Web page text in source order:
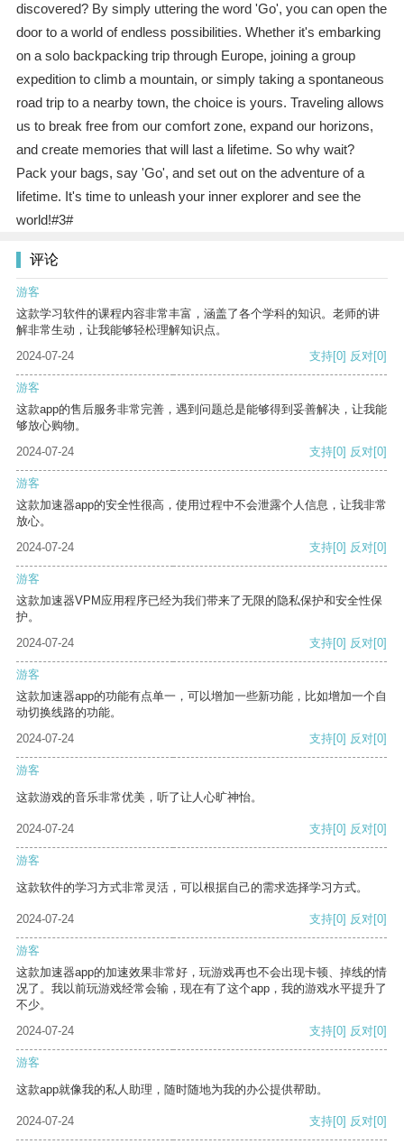
discovered? By simply uttering the word 'Go', you can open the
door to a world of endless possibilities. Whether it's embarking
on a solo backpacking trip through Europe, joining a group
expedition to climb a mountain, or simply taking a spontaneous
road trip to a nearby town, the choice is yours. Traveling allows
us to break free from our comfort zone, expand our horizons,
and create memories that will last a lifetime. So why wait?
Pack your bags, say 'Go', and set out on the adventure of a
lifetime. It's time to unleash your inner explorer and see the
world!#3#
评论
游客
这款学习软件的课程内容非常丰富，涵盖了各个学科的知识。老师的讲
解非常生动，让我能够轻松理解知识点。
2024-07-24
支持[0] 反对[0]
游客
这款app的售后服务非常完善，遇到问题总是能够得到妥善解决，让我能
够放心购物。
2024-07-24
支持[0] 反对[0]
游客
这款加速器app的安全性很高，使用过程中不会泄露个人信息，让我非常
放心。
2024-07-24
支持[0] 反对[0]
游客
这款加速器VPM应用程序已经为我们带来了无限的隐私保护和安全性保
护。
2024-07-24
支持[0] 反对[0]
游客
这款加速器app的功能有点单一，可以增加一些新功能，比如增加一个自
动切换线路的功能。
2024-07-24
支持[0] 反对[0]
游客
这款游戏的音乐非常优美，听了让人心旷神怡。
2024-07-24 支持[0] 反对[0]
游客
这款软件的学习方式非常灵活，可以根据自己的需求选择学习方式。
2024-07-24 支持[0] 反对[0]
游客
这款加速器app的加速效果非常好，玩游戏再也不会出现卡顿、掉线的情
况了。我以前玩游戏经常会输，现在有了这个app，我的游戏水平提升了
不少。
2024-07-24
支持[0] 反对[0]
游客
这款app就像我的私人助理，随时随地为我的办公提供帮助。
2024-07-24 支持[0] 反对[0]